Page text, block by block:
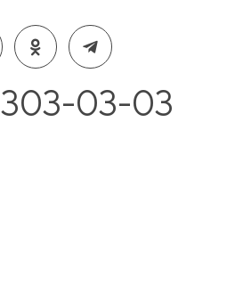
303-03-03